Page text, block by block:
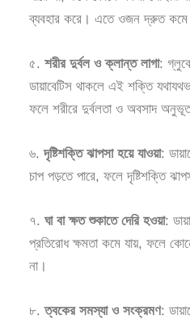
ব্যবহার করে। এতে ওজন দ্রুত কমে
৫.শরীর দুর্বল ও ক্লান্ত লাগা:
ডায়াবেটিস থাকলে এই শক্তি
ফলে শরীরে দুর্বলতা ও অবসাদ
৬.দৃষ্টিশক্তি ঝাপসা হয়ে যাওয়া:
চাপ পড়তে পারে, ফলে দৃষ্টিশক্তি
৭.ঘা বা ক্ষত শুকাতে দেরি হওয়া:
প্রতিরোধ ক্ষমতা কমে যায়, ফলে
না।
৮.ত্বকের সমস্যা ও সংক্রমণ: